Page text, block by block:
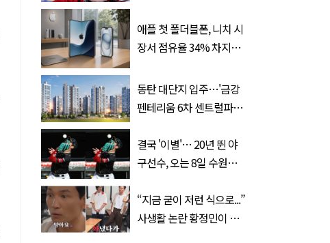
애플 첫 폴더블폰, 니치 시
장서 점유율 34% 차지할
동탄 대단지 입주…'금강
펜테리움 6차 센트럴파크'
는?
결국 '이별'… 20년 뛴 야
구선수, 오는 8일 수원서
“지금 굳이 저런 식으로...”
사생활 논란 황정민이 곧